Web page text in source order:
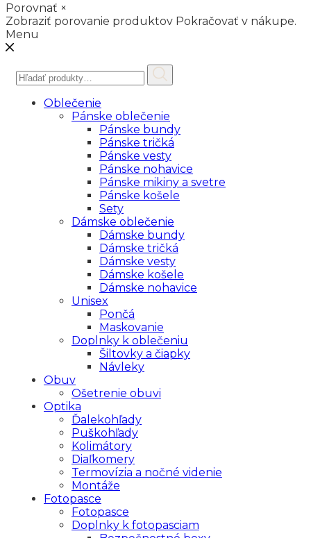
Porovnať ×
Zobraziť porovanie produktov Pokračovať v nákupe.
Menu
Hľadať:
Oblečenie
Pánske oblečenie
Pánske bundy
Pánske tričká
Pánske vesty
Pánske nohavice
Pánske mikiny a svetre
Pánske košele
Sety
Dámske oblečenie
Dámske bundy
Dámske tričká
Dámske vesty
Dámske košele
Dámske nohavice
Unisex
Pončá
Maskovanie
Doplnky k oblečeniu
Šiltovky a čiapky
Návleky
Obuv
Ošetrenie obuvi
Optika
Ďalekohľady
Puškohľady
Kolimátory
Diaľkomery
Termovízia a nočné videnie
Montáže
Fotopasce
Fotopasce
Doplnky k fotopasciam